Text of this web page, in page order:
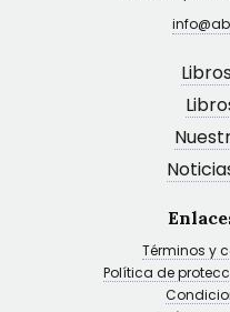
Términos y
Política de